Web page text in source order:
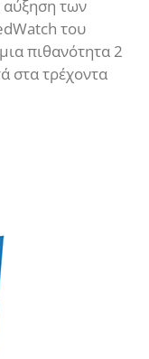
αύξηση των
του
πιθανότητα 2
στα τρέχοντα